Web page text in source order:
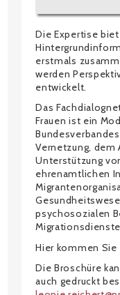
Die Expertise
erstmals
werden
entwickelt.
Das
Frauen ist ein
Vernetzung, dem
Unterstützung
ehrenamtlichen
psychosozialen
Hier kommen Sie
Die Broschüre
auch gedruckt